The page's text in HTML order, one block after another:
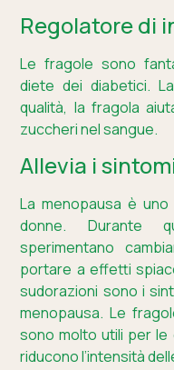
Regolatore di
Le fragole sono
diete dei diabetici.
qualità, la fragola
zuccheri nel sangue.
Allevia i
La menopausa è
donne. Durante
sperimentano
portare a effetti
sudorazioni sono i
menopausa. Le
sono molto utili per le
riducono l’intensità